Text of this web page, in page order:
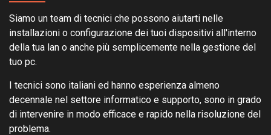
Siamo un team di tecnici che possono aiutarti nelle
installazioni o configurazione dei tuoi dispositivi all'interno
della tua lan o anche più semplicemente nella gestione del
tuo pc.
I tecnici sono italiani ed hanno esperienza almeno
decennale nel settore informatico e supporto, sono in grado
di intervenire in modo efficace e rapido nella risoluzione del
problema.